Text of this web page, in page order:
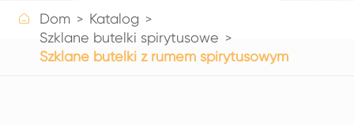
Get a Quote
 Dom
Katalog
Szklane butelki spirytusowe
Szklane butelki z rumem spirytusowym